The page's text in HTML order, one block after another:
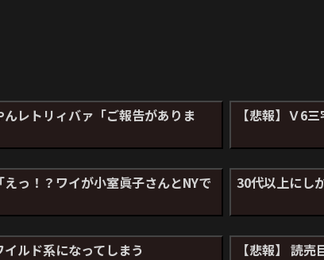
んレトリィバァ「ご報告がありま 【悲報】Ｖ6
っ！？ワイが小室眞子さんとNYで 30代以上にし
ルド系になってしまう 【悲報】 読